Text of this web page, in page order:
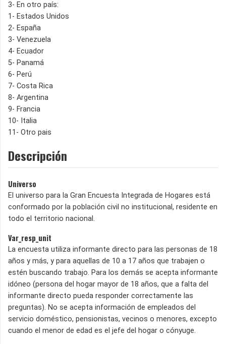
3- En otro país:
1- Estados Unidos
2- España
3- Venezuela
4- Ecuador
5- Panamá
6- Perú
7- Costa Rica
8- Argentina
9- Francia
10- Italia
11- Otro pais
Descripción
Universo
El universo para la Gran Encuesta Integrada de Hogares está
conformado por la población civil no institucional, residente en
todo el territorio nacional.
Var_resp_unit
La encuesta utiliza informante directo para las personas de 18
años y más, y para aquellas de 10 a 17 años que trabajen o
estén buscando trabajo. Para los demás se acepta informante
idóneo (persona del hogar mayor de 18 años, que a falta del
informante directo pueda responder correctamente las
preguntas). No se acepta información de empleados del
servicio doméstico, pensionistas, vecinos o menores, excepto
cuando el menor de edad es el jefe del hogar o cónyuge.